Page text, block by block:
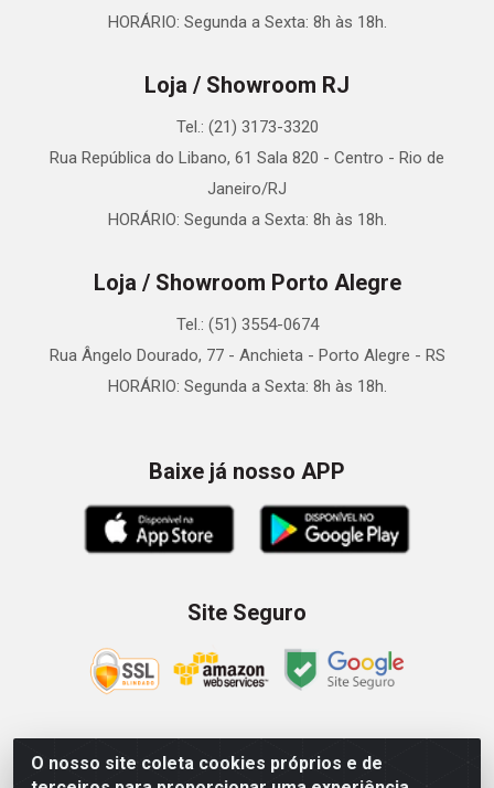
O nosso site coleta cookies próprios e de
HORÁRIO: Segunda a Sexta: 8h às 18h.
Loja / Showroom RJ
Tel.: (21) 3173-3320
Rua República do Libano, 61 Sala 820 - Centro - Rio de
Janeiro/RJ
HORÁRIO: Segunda a Sexta: 8h às 18h.
Loja / Showroom Porto Alegre
Tel.: (51) 3554-0674
Rua Ângelo Dourado, 77 - Anchieta - Porto Alegre - RS
HORÁRIO: Segunda a Sexta: 8h às 18h.
Baixe já nosso APP
Site Seguro
Zein Importação e Comércio LTDA - Av. Senador Queiróz, 274